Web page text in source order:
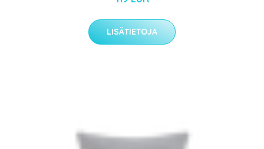
LISÄTIETOJA